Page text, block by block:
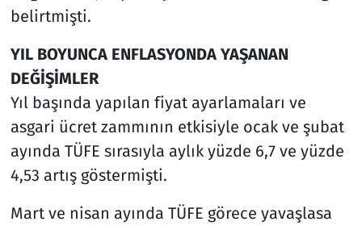
belirtmişti.
YIL BOYUNCA ENFLASYONDA YAŞANAN
DEĞİŞİMLER
Yıl başında yapılan fiyat ayarlamaları ve
asgari ücret zammının etkisiyle ocak ve şubat
ayında TÜFE sırasıyla aylık yüzde 6,7 ve yüzde
4,53 artış göstermişti.
Mart ve nisan ayında TÜFE görece yavaşlasa